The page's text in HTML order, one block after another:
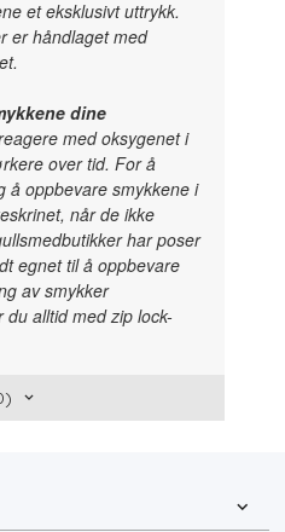
et eksklusivt uttrykk.
er håndlaget med
dine
med oksygenet i
over tid. For å
å oppbevare smykkene i
når de ikke
har poser
egnet til å oppbevare
av smykker
du alltid med zip lock-